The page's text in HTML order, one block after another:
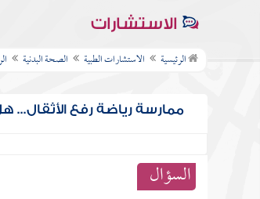
الاستشارات
الرئيسية الاستشارات الطبية الصحة البدنية
ممارسة رياضة رفع الأثقال...
السؤال